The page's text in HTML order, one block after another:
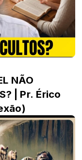
NÃO
| Pr. Érico